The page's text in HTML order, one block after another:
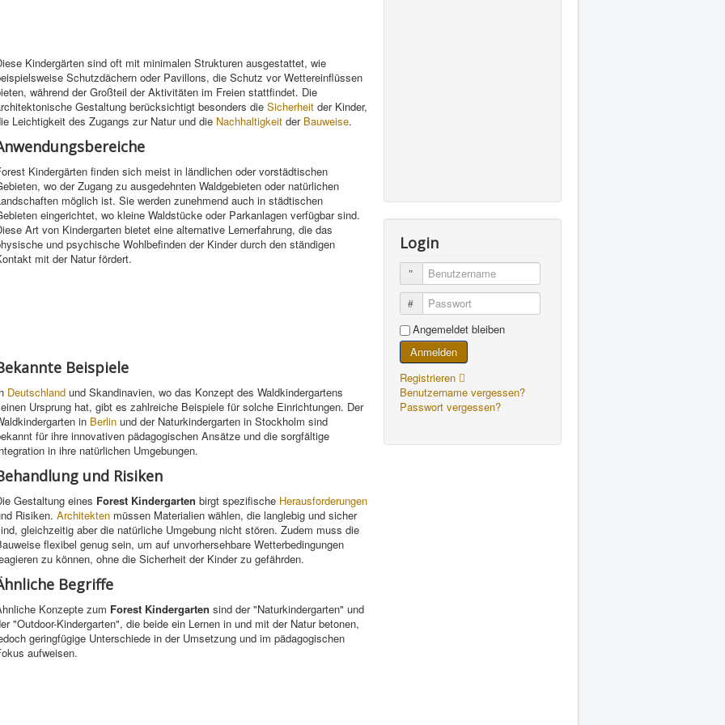
Kindergärten sind oft mit minimalen Strukturen ausgestattet, wie
Schutzdächern oder Pavillons, die Schutz vor Wettereinflüssen
während der Großteil der Aktivitäten im Freien stattfindet. Die
Gestaltung berücksichtigt besonders die Sicherheit der Kinder,
Leichtigkeit des Zugangs zur Natur und die Nachhaltigkeit der Bauweise.
Kindergärten finden sich meist in ländlichen oder vorstädtischen
wo der Zugang zu ausgedehnten Waldgebieten oder natürlichen
möglich ist. Sie werden zunehmend auch in städtischen
eingerichtet, wo kleine Waldstücke oder Parkanlagen verfügbar sind.
Art von Kindergarten bietet eine alternative Lernerfahrung, die das
und psychische Wohlbefinden der Kinder durch den ständigen
mit der Natur fördert.
Beispiele
Deutschland und Skandinavien, wo das Konzept des Waldkindergartens
Ursprung hat, gibt es zahlreiche Beispiele für solche Einrichtungen. Der
in Berlin und der Naturkindergarten in Stockholm sind
für ihre innovativen pädagogischen Ansätze und die sorgfältige
in ihre natürlichen Umgebungen.
und Risiken
Gestaltung eines Forest Kindergarten birgt spezifische Herausforderungen
Risiken. Architekten müssen Materialien wählen, die langlebig und sicher
gleichzeitig aber die natürliche Umgebung nicht stören. Zudem muss die
flexibel genug sein, um auf unvorhersehbare Wetterbedingungen
zu können, ohne die Sicherheit der Kinder zu gefährden.
Begriffe
Konzepte zum Forest Kindergarten sind der "Naturkindergarten" und
"Outdoor-Kindergarten", die beide ein Lernen in und mit der Natur betonen,
geringfügige Unterschiede in der Umsetzung und im pädagogischen
aufweisen.
Login
Benutzername
Passwort
Angemeldet bleiben
Anmelden
Registrieren
Benutzername vergessen?
Passwort vergessen?